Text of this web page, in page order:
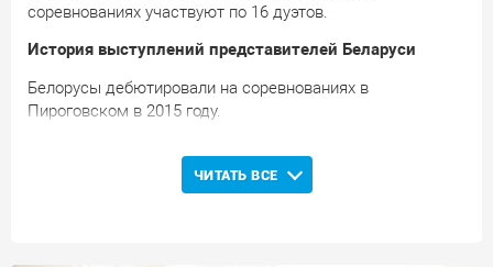
соревнованиях участвуют по 16 дуэтов.
История выступлений представителей Беларуси
Белорусы дебютировали на соревнованиях в
Пироговском в 2015 году.
представителей Беларуси. В основной одиночной сетке
стартовый барьер сумел преодолеть только Ян
ЧИТАТЬ ВСЕ